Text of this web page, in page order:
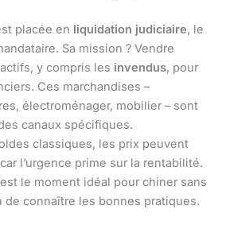
placée en liquidation judiciaire, le
Sa mission ? Vendre
y compris les invendus, pour
Ces marchandises –
électroménager, mobilier – sont
canaux spécifiques.
classiques, les prix peuvent
l’urgence prime sur la rentabilité.
le moment idéal pour chiner sans
de connaître les bonnes pratiques.